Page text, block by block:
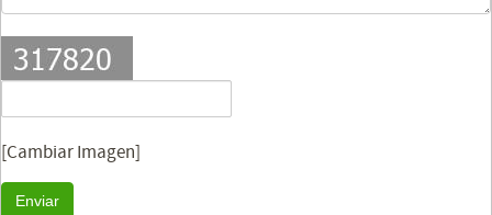
[Cambiar Imagen]
Enviar